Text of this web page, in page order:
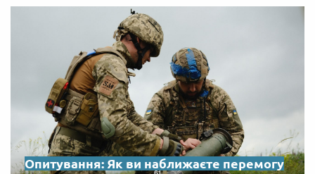
Опитування: Як ви наближаєте перемогу